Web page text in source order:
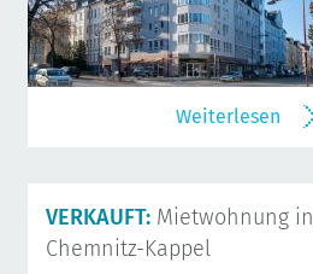
Weiterlesen
VERKAUFT: Mietwohnung in
Chemnitz-Kappel